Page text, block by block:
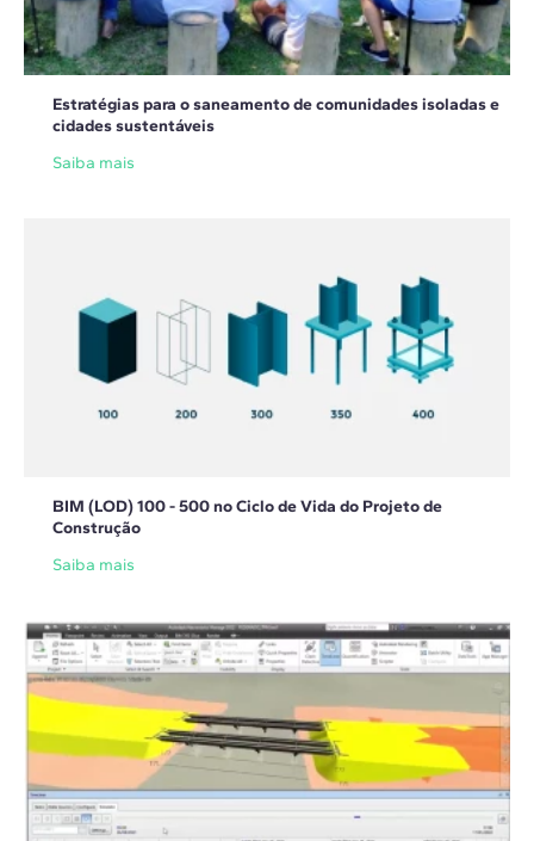
Estratégias para o saneamento de comunidades isoladas e
cidades sustentáveis
Saiba mais
BIM (LOD) 100 - 500 no Ciclo de Vida do Projeto de
Construção
Saiba mais